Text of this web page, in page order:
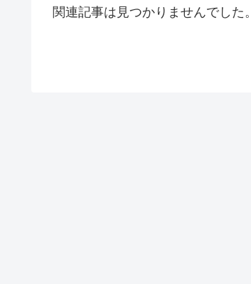
関連記事は見つかりませんでした。